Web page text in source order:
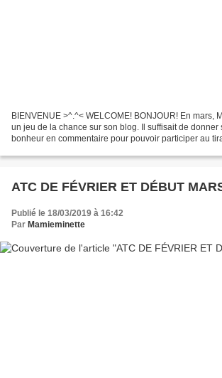
BIENVENUE >^.^< WELCOME! BONJOUR! En mars,
un jeu de la chance sur son blog. Il suffisait de donner
bonheur en commentaire pour pouvoir participer au
ATC DE FÉVRIER ET DÉBUT
Publié le 18/03/2019 à 16:42
Par Mamieminette